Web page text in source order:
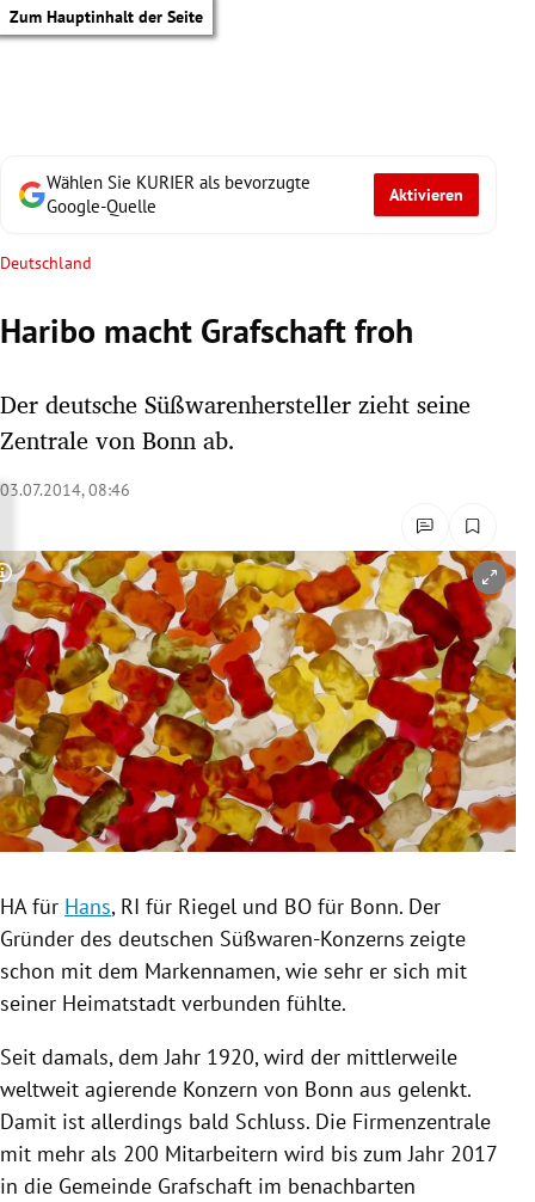
Zum Hauptinhalt der Seite
Untermenü
Untermenü
Untermenü
Untermenü
Untermenü
Untermenü
Untermenü
Untermenü
Untermenü
Untermenü
Wählen Sie KURIER als bevorzugte
Google-Quelle
Aktivieren
Deutschland
Haribo macht Grafschaft froh
Der deutsche Süßwarenhersteller zieht seine
Zentrale von Bonn ab.
03.07.2014, 08:46
Copyright-Hinweis öffnen/schließen
HA für Hans, RI für Riegel und BO für Bonn. Der
Gründer des deutschen Süßwaren-Konzerns zeigte
schon mit dem Markennamen, wie sehr er sich mit
seiner Heimatstadt verbunden fühlte.
Seit damals, dem Jahr 1920, wird der mittlerweile
weltweit agierende Konzern von Bonn aus gelenkt.
Damit ist allerdings bald Schluss. Die Firmenzentrale
mit mehr als 200 Mitarbeitern wird bis zum Jahr 2017
in die Gemeinde Grafschaft im benachbarten